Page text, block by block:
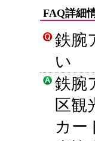
FAQ詳細
鉄腕
い
鉄腕
区観
カー